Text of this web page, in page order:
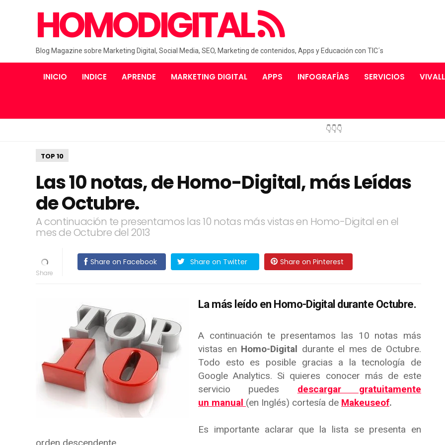
HOMODIGITAL
Blog Magazine sobre Marketing Digital, Social Media, SEO, Marketing de contenidos, Apps y Educación con TIC´s
INICIO INDICE APRENDE MARKETING DIGITAL APPS INFOGRAFÍAS SERVICIOS
👇👇👇
TOP 10
Las 10 notas, de Homo-Digital, más Leídas
de Octubre.
A continuación te presentamos las 10 notas más vistas en Homo-Digital en el
mes de Octubre del 2013
Share on Facebook Share on Twitter Share on Pinterest
La más leído en Homo-Digital durante Octubre.
A continuación te presentamos las 10 notas más
vistas en Homo-Digital durante el mes de Octubre.
Todo esto es posible gracias a la tecnología de
Google Analytics. Si quieres conocer más de este
servicio puedes descargar gratuitamente
un manual (en Inglés) cortesía de Makeuseof.
Es importante aclarar que la lista se presenta en